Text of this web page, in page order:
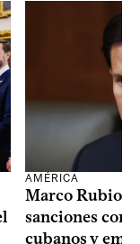
AMÉRICA
Marco Rubio
sanciones
cubanos y